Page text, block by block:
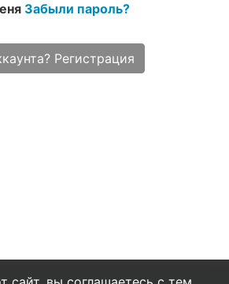
Забыли пароль?
Регистрация